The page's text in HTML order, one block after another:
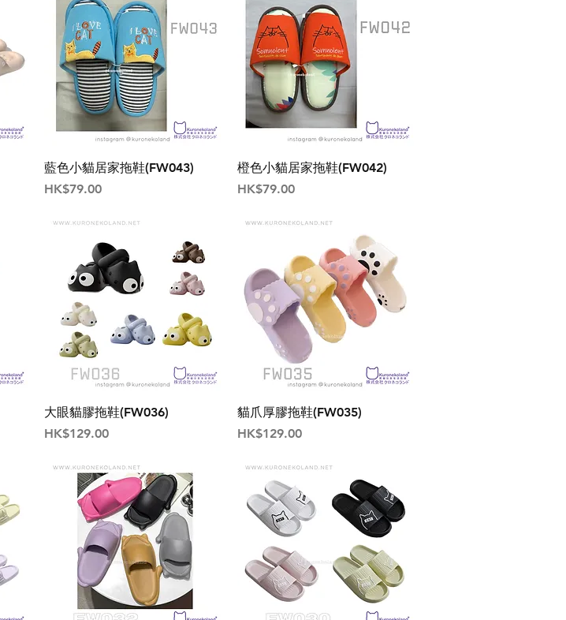
藍色小貓居家拖鞋(FW043)
價格
HK$79.00
橙色小貓居家拖鞋(FW042)
價格
HK$79.00
大眼貓膠拖鞋(FW036)
價格
HK$129.00
貓爪厚膠拖鞋(FW035)
價格
HK$129.00